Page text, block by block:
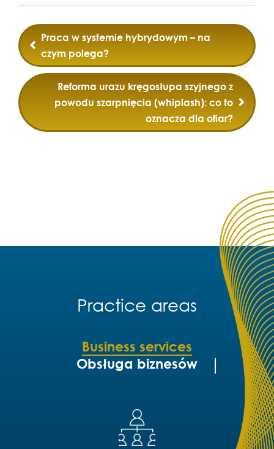
Post
navigation
Praca w systemie hybrydowym – na
czym polega?
Reforma urazu kręgosłupa szyjnego z
powodu szarpnięcia (whiplash): co to
oznacza dla ofiar?
Practice areas
Business services
Obsługa biznesów